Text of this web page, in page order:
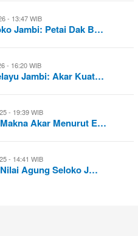
- 13:47 WIB
Jambi: Petai Dak B…
- 16:20 WIB
Jambi: Akar Kuat…
- 19:39 WIB
Akar Menurut E…
- 14:41 WIB
Agung Seloko J…